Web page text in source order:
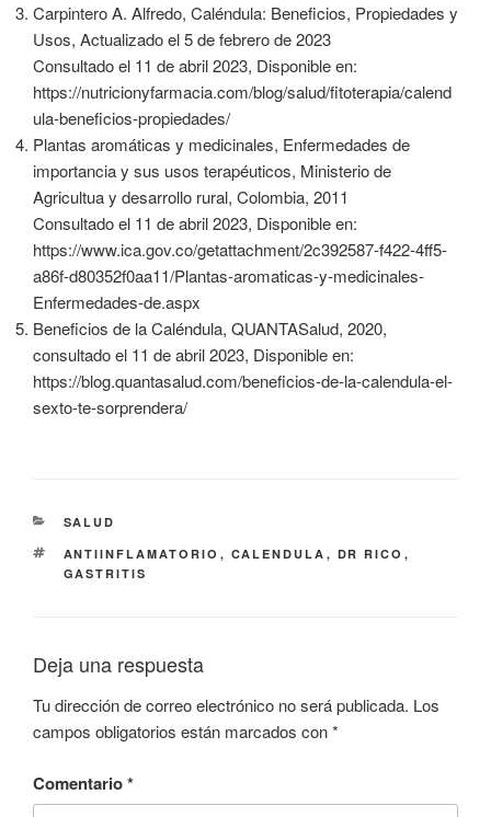
Carpintero A. Alfredo, Caléndula: Beneficios, Propiedades y
Usos, Actualizado el 5 de febrero de 2023
Consultado el 11 de abril 2023, Disponible en:
https://nutricionyfarmacia.com/blog/salud/fitoterapia/calend
ula-beneficios-propiedades/
Plantas aromáticas y medicinales, Enfermedades de
importancia y sus usos terapéuticos, Ministerio de
Agricultua y desarrollo rural, Colombia, 2011
Consultado el 11 de abril 2023, Disponible en:
https://www.ica.gov.co/getattachment/2c392587-f422-4ff5-
a86f-d80352f0aa11/Plantas-aromaticas-y-medicinales-
Enfermedades-de.aspx
Beneficios de la Caléndula, QUANTASalud, 2020,
consultado el 11 de abril 2023, Disponible en:
https://blog.quantasalud.com/beneficios-de-la-calendula-el-
sexto-te-sorprendera/
CATEGORÍAS
SALUD
ETIQUETAS
ANTIINFLAMATORIO , CALENDULA , DR RICO ,
GASTRITIS
Deja una respuesta
Tu dirección de correo electrónico no será publicada. Los
campos obligatorios están marcados con*
Comentario*